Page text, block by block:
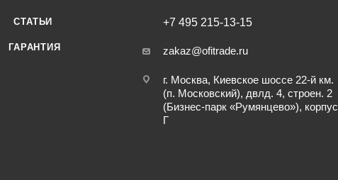
СТАТЬИ
ГАРАНТИЯ
+7 495 215-13-15
zakaz@ofitrade.ru
г. Москва, Киевское шоссе 22-й км.
(п. Московский), двлд. 4, строен. 2
(Бизнес-парк «Румянцево»), корпус
Г